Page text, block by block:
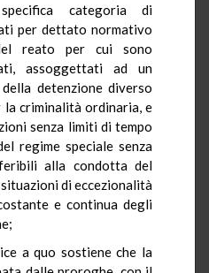
categoria di
per dettato normativo
reato per cui sono
assoggettati ad un
detenzione diverso
criminalità ordinaria, e
senza limiti di tempo
regime speciale senza
alla condotta del
di eccezionalità
e continua degli
a quo sostiene che la